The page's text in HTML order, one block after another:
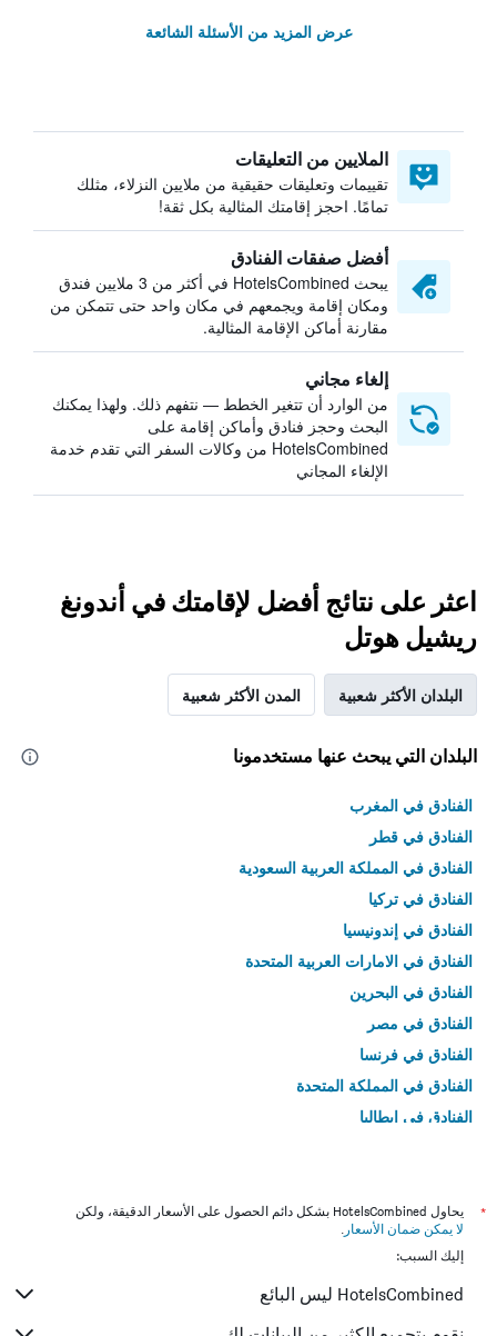
عرض المزيد من الأسئلة الشائعة
الملايين من التعليقات
تقييمات وتعليقات حقيقية من ملايين النزلاء، مثلك
تمامًا. احجز إقامتك المثالية بكل ثقة!
أفضل صفقات الفنادق
يبحث HotelsCombined في أكثر من 3 ملايين فندق
ومكان إقامة ويجمعهم في مكان واحد حتى تتمكن من
مقارنة أماكن الإقامة المثالية.
إلغاء مجاني
من الوارد أن تتغير الخطط — نتفهم ذلك. ولهذا يمكنك
البحث وحجز فنادق وأماكن إقامة على
HotelsCombined من وكالات السفر التي تقدم خدمة
الإلغاء المجاني
اعثر على نتائج أفضل لإقامتك في أندونغ
ريشيل هوتل
البلدان الأكثر شعبية المدن الأكثر شعبية
البلدان التي يبحث عنها مستخدمونا
الفنادق في المغرب
الفنادق في قطر
الفنادق في المملكة العربية السعودية
الفنادق في تركيا
الفنادق في إندونيسيا
الفنادق في الامارات العربية المتحدة
الفنادق في البحرين
الفنادق في مصر
الفنادق في فرنسا
الفنادق في المملكة المتحدة
الفنادق في إيطاليا
*
يحاول HotelsCombined بشكل دائم الحصول على الأسعار الدقيقة، ولكن
لا يمكن ضمان الأسعار .
إليك السبب:
HotelsCombined ليس البائع